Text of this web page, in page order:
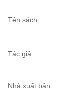
Tên sách
Tác giả
Nhà xuất bản